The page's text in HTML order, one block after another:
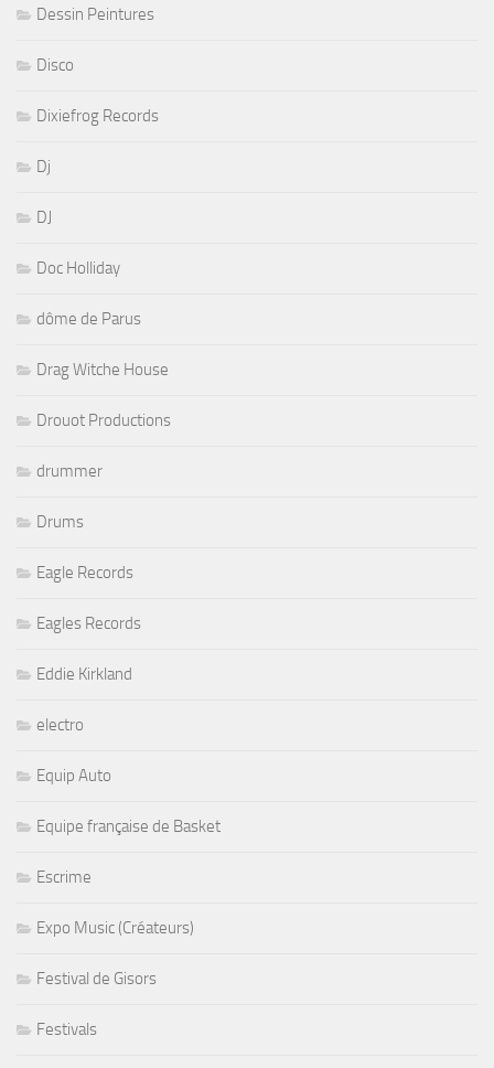
Dessin Peintures
Disco
Dixiefrog Records
Dj
DJ
Doc Holliday
dôme de Parus
Drag Witche House
Drouot Productions
drummer
Drums
Eagle Records
Eagles Records
Eddie Kirkland
electro
Equip Auto
Equipe française de Basket
Escrime
Expo Music (Créateurs)
Festival de Gisors
Festivals